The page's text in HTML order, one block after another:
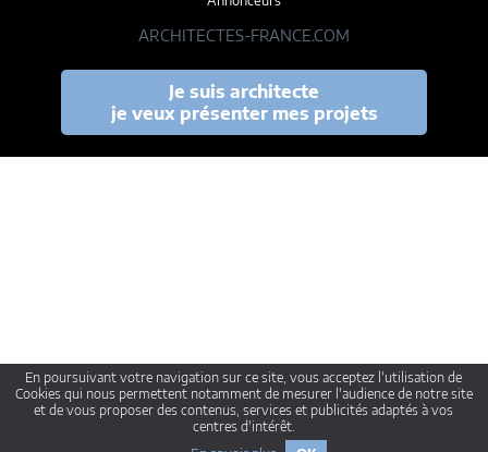
ARCHITECTES-FRANCE.COM
Je suis architecte
je veux présenter mes projets
En poursuivant votre navigation sur ce site, vous acceptez l'utilisation de
Cookies qui nous permettent notamment de mesurer l'audience de notre site
et de vous proposer des contenus, services et publicités adaptés à vos
centres d'intérêt.